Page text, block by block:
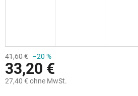
41,60 € –20 %
33,20 €
27,40 € ohne MwSt.